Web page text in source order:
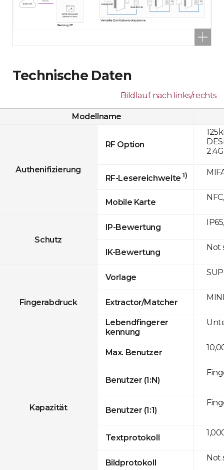
Technische Daten
Bildlauf nach links/rechts
Modellname
Authenifizierung
RF Option
RF-Lesereichweite 1)
Mobile Karte
Schutz
IP-Bewertung
IK-Bewertung
Fingerabdruck
Vorlage
Extractor/Matcher
Lebendfingerer
kennung
Kapazität
Max. Benutzer
Benutzer (1:N)
Benutzer (1:1)
Textprotokoll
Bildprotokoll
Not
Not